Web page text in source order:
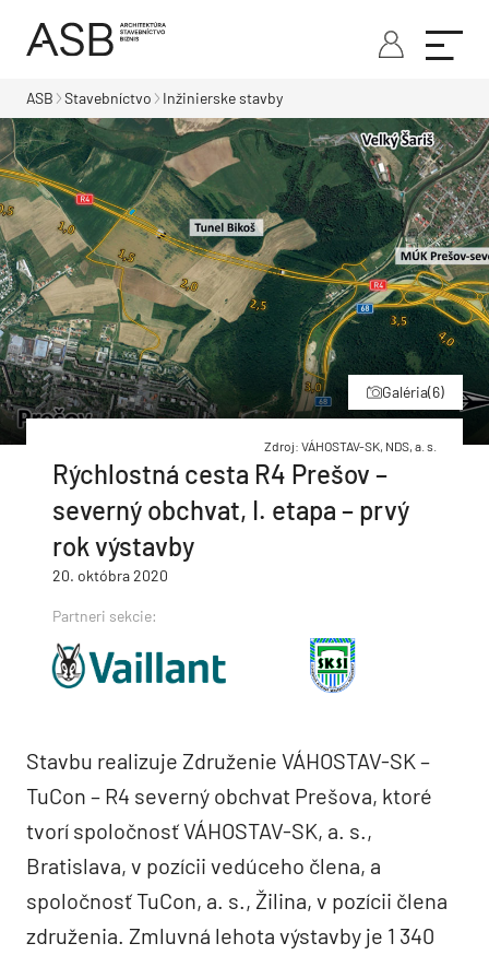
ASB Stavebníctvo Inžinierske stavby
Galéria(6)
Zdroj: VÁHOSTAV-SK, NDS, a. s.
Rýchlostná cesta R4 Prešov –
severný obchvat, I. etapa – prvý
rok výstavby
20. októbra 2020
Partneri sekcie:
Stavbu realizuje Združenie VÁHOSTAV-SK –
TuCon – R4 severný obchvat Prešova, ktoré
tvorí spoločnosť VÁHOSTAV-SK, a. s.,
Bratislava, v pozícii vedúceho člena, a
spoločnosť TuCon, a. s., Žilina, v pozícii člena
združenia. Zmluvná lehota výstavby je 1 340